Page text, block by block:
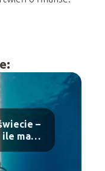
–
ile ma